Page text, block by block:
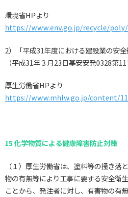
環境省HPより
https://www.env.go.jp/recycle/
2）「平成31年度における建設業の安全
（平成31年３月23日基安安発0328第11
厚生労働省HPより
https://www.mhlw.go.jp/content/
15 化学物質による健康障害防止対策
（１）厚生労働省は、塗料等の掻き落
物の有無等により工事に要する安全衛
ことから、発注者に対し、有害物の有